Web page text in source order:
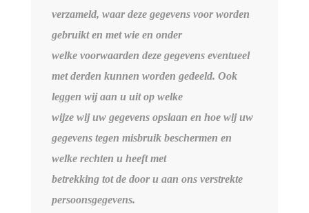
verzameld, waar deze gegevens voor worden
gebruikt en met wie en onder
welke voorwaarden deze gegevens eventueel
met derden kunnen worden gedeeld. Ook
leggen wij aan u uit op welke
wijze wij uw gegevens opslaan en hoe wij uw
gegevens tegen misbruik beschermen en
welke rechten u heeft met
betrekking tot de door u aan ons verstrekte
persoonsgegevens.